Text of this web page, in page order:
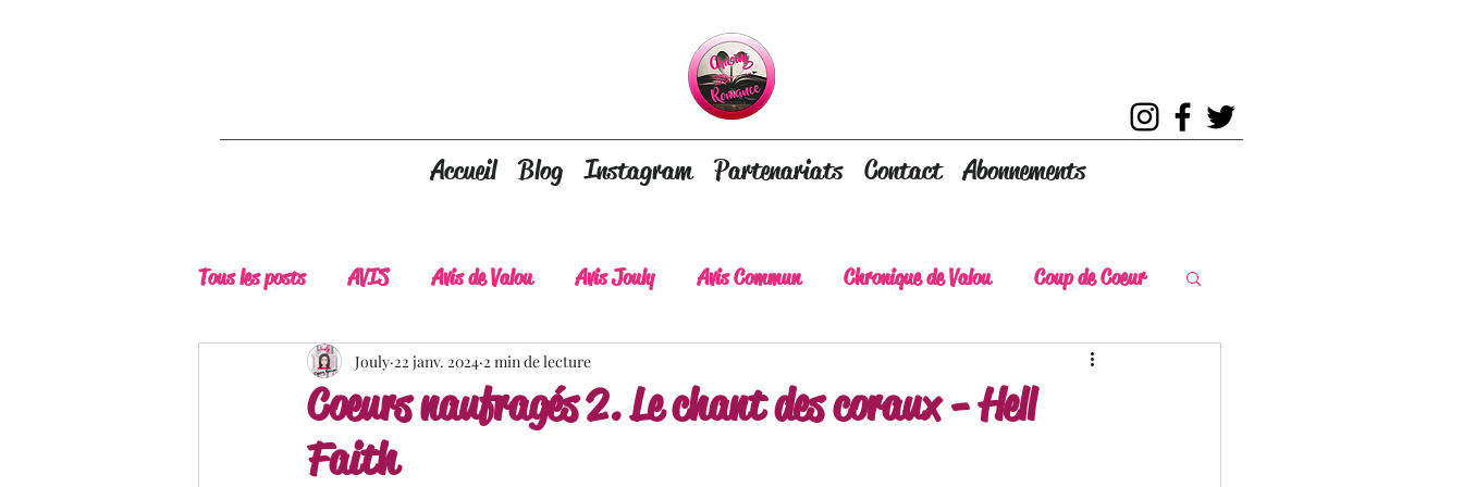
Accueil Blog Instagram Partenariats Contact Abonnements
Tous les posts AVIS Avis de Valou Avis Jouly Avis Commun Chronique de Valou Coup de Coeur
Belle Découverte A lire absolument Coup de Chaud
Douceur livresque
Coeurs naufragés 2. Le chant des coraux - Hell
Faith
Jouly 22 janv. 2024 2 min de lecture